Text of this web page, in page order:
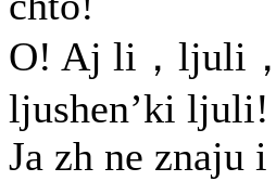
O! Aj li，ljuli
ljushen’ki ljuli!
Ja zh ne znaju